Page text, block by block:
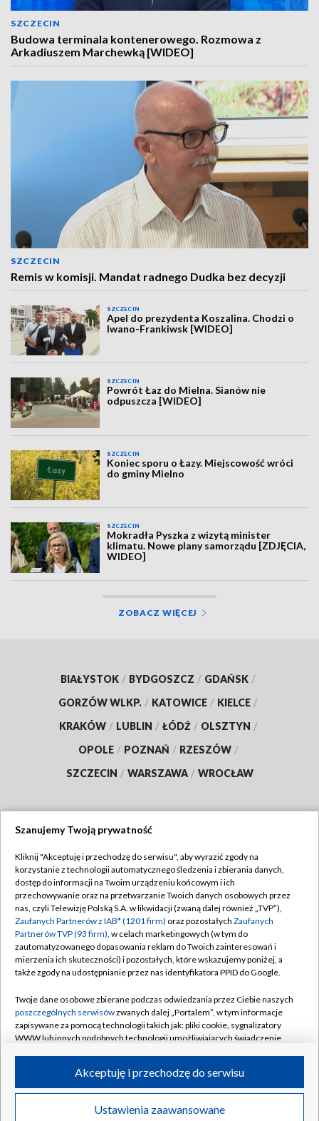
SZCZECIN
Budowa terminala kontenerowego. Rozmowa z
Arkadiuszem Marchewką [WIDEO]
SZCZECIN
Remis w komisji. Mandat radnego Dudka bez decyzji
SZCZECIN
Apel do prezydenta Koszalina. Chodzi o
Iwano-Frankiwsk [WIDEO]
SZCZECIN
Powrót Łaz do Mielna. Sianów nie
odpuszcza [WIDEO]
SZCZECIN
Koniec sporu o Łazy. Miejscowość wróci
do gminy Mielno
SZCZECIN
Mokradła Pyszka z wizytą minister
klimatu. Nowe plany samorządu [ZDJĘCIA,
WIDEO]
ZOBACZ WIĘCEJ
BIAŁYSTOK / BYDGOSZCZ / GDAŃSK /
GORZÓW WLKP. / KATOWICE / KIELCE /
KRAKÓW / LUBLIN / ŁÓDŹ / OLSZTYN /
OPOLE / POZNAŃ / RZESZÓW /
SZCZECIN / WARSZAWA / WROCŁAW
TVP
Abonament TVP
Emisja w TVP
Centrum informacji TVP
Naziemna Telewizja Cyfrowa
Rada Programowa
System NOS
Informacje o nadawcy
Program dla prasy
Regulamin TVP
Polityka prywatności
Moje zgody
Pomoc
Kontakt
Kanały
©2026 Telewizja Polska S.A. w likwidacji
Szanujemy Twoją prywatność
Kliknij "Akceptuję i przechodzę do serwisu", aby wyrazić zgody na
korzystanie z technologii automatycznego śledzenia i zbierania danych,
dostęp do informacji na Twoim urządzeniu końcowym i ich
przechowywanie oraz na przetwarzanie Twoich danych osobowych przez
nas, czyli Telewizję Polską S.A. w likwidacji (zwaną dalej również „TVP”),
Zaufanych Partnerów z IAB* (1201 firm) oraz pozostałych Zaufanych
Partnerów TVP (93 firm), w celach marketingowych (w tym do
zautomatyzowanego dopasowania reklam do Twoich zainteresowań i
mierzenia ich skuteczności) i pozostałych, które wskazujemy poniżej, a
także zgody na udostępnianie przez nas identyfikatora PPID do Google.
Twoje dane osobowe zbierane podczas odwiedzania przez Ciebie naszych
poszczególnych serwisówzwanych dalej „Portalem”, w tym informacje
zapisywane za pomocą technologii takich jak: pliki cookie, sygnalizatory
WWW lub innych podobnych technologii umożliwiających świadczenie
ruchu w Internecie.
Twoje dane osobowe zbierane podczas odwiedzania przez Ciebie
poszczególnych serwisówna Portalu, takie jak adresy IP, identyfikatory
Ustawienia zaawansowane
Akceptuję i przechodzę do serwisu